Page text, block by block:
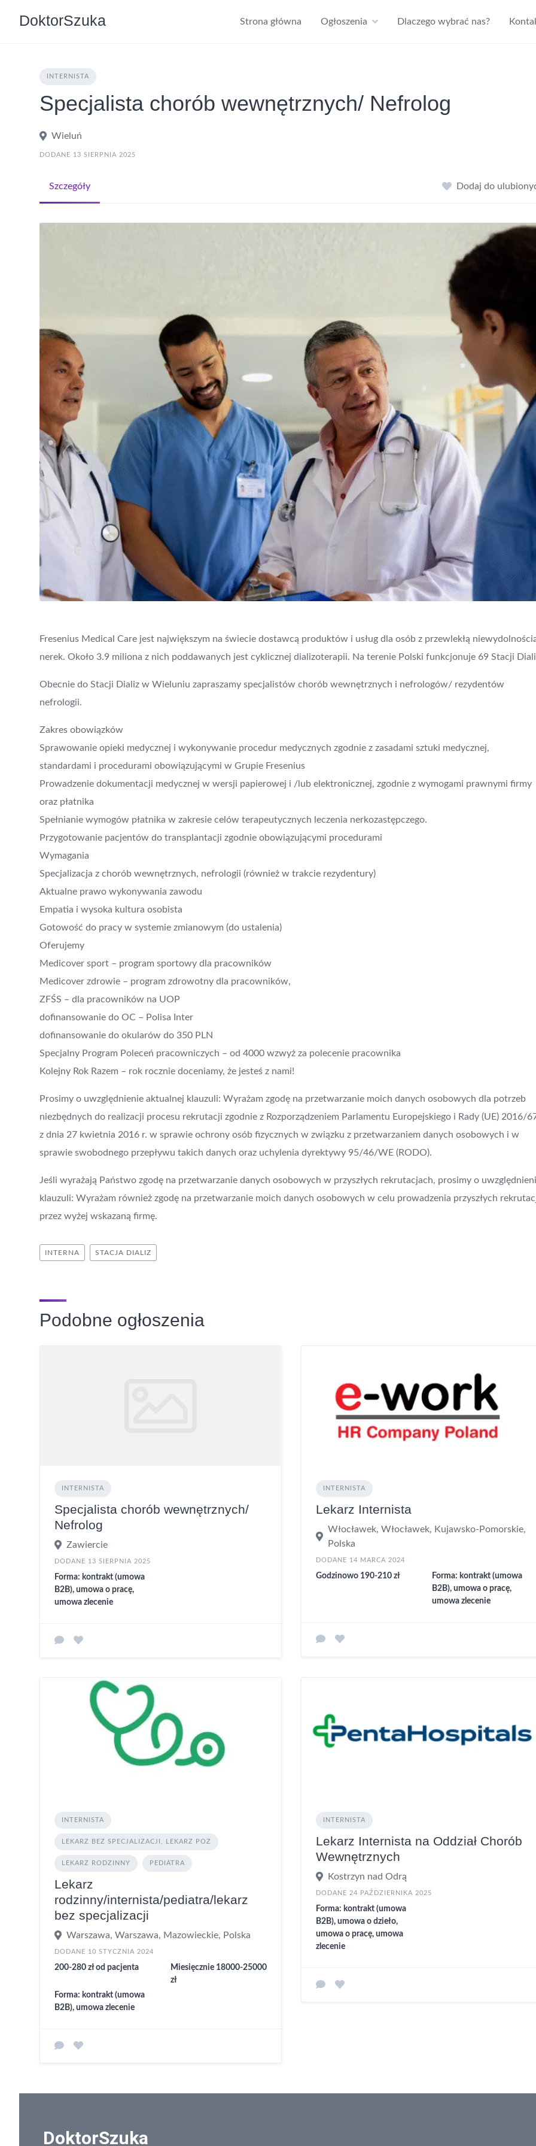
DoktorSzuka Strona główna Ogłoszenia Dlaczego wybrać nas?
INTERNISTA
Specjalista chorób wewnętrznych/ Nefrolog
Wieluń
DODANE 13 SIERPNIA 2025
Szczegóły Dodaj do
Fresenius Medical Care jest największym na świecie dostawcą produktów i usług dla osób z przewlekłą
nerek. Około 3.9 miliona z nich poddawanych jest cyklicznej dializoterapii. Na terenie Polski funkcjonuje 69 Stacji
Obecnie do Stacji Dializ w Wieluniu zapraszamy specjalistów chorób wewnętrznych i nefrologów/ rezydentów
nefrologii.
Zakres obowiązków
Sprawowanie opieki medycznej i wykonywanie procedur medycznych zgodnie z zasadami sztuki medycznej,
standardami i procedurami obowiązującymi w Grupie Fresenius
Prowadzenie dokumentacji medycznej w wersji papierowej i /lub elektronicznej, zgodnie z wymogami prawnymi firmy
oraz płatnika
Spełnianie wymogów płatnika w zakresie celów terapeutycznych leczenia nerkozastępczego.
Przygotowanie pacjentów do transplantacji zgodnie obowiązującymi procedurami
Wymagania
Specjalizacja z chorób wewnętrznych, nefrologii (również w trakcie rezydentury)
Aktualne prawo wykonywania zawodu
Empatia i wysoka kultura osobista
Gotowość do pracy w systemie zmianowym (do ustalenia)
Oferujemy
Medicover sport – program sportowy dla pracowników
Medicover zdrowie – program zdrowotny dla pracowników,
ZFŚS – dla pracowników na UOP
dofinansowanie do OC – Polisa Inter
dofinansowanie do okularów do 350 PLN
Specjalny Program Poleceń pracowniczych – od 4000 wzwyż za polecenie pracownika
Kolejny Rok Razem – rok rocznie doceniamy, że jesteś z nami!
Prosimy o uwzględnienie aktualnej klauzuli: Wyrażam zgodę na przetwarzanie moich danych osobowych dla potrzeb
niezbędnych do realizacji procesu rekrutacji zgodnie z Rozporządzeniem Parlamentu Europejskiego i Rady (UE) 2016/
z dnia 27 kwietnia 2016 r. w sprawie ochrony osób fizycznych w związku z przetwarzaniem danych osobowych i w
sprawie swobodnego przepływu takich danych oraz uchylenia dyrektywy 95/46/WE (RODO).
Jeśli wyrażają Państwo zgodę na przetwarzanie danych osobowych w przyszłych rekrutacjach, prosimy o
klauzuli: Wyrażam również zgodę na przetwarzanie moich danych osobowych w celu prowadzenia przyszłych
przez wyżej wskazaną firmę.
INTERNA STACJA DIALIZ
Podobne ogłoszenia
INTERNISTA
Specjalista chorób wewnętrznych/
Nefrolog
Zawiercie
DODANE 13 SIERPNIA 2025
Forma: kontrakt (umowa
B2B), umowa o pracę,
umowa zlecenie
INTERNISTA
Lekarz Internista
Włocławek, Włocławek, Kujawsko-Pomorskie,
Polska
DODANE 14 MARCA 2024
Godzinowo 190-210 zł
Forma: kontrakt (umowa
B2B), umowa o pracę,
umowa zlecenie
INTERNISTA
LEKARZ BEZ SPECJALIZACJI, LEKARZ POZ
LEKARZ RODZINNY PEDIATRA
Lekarz
rodzinny/internista/pediatra/lekarz
bez specjalizacji
Warszawa, Warszawa, Mazowieckie, Polska
DODANE 10 STYCZNIA 2024
200-280 zł od pacjenta
Miesięcznie 18000-25000
zł
Forma: kontrakt (umowa
B2B), umowa zlecenie
INTERNISTA
Lekarz Internista na Oddział Chorób
Wewnętrznych
Kostrzyn nad Odrą
DODANE 24 PAŹDZIERNIKA 2025
Forma: kontrakt (umowa
B2B), umowa o dzieło,
umowa o pracę, umowa
zlecenie
DoktorSzuka